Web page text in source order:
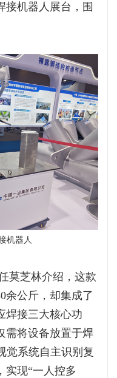
接机器人展台，围
机器人
莫芝林介绍，这款
余公斤，却集成了
焊接三大核心功
需将设备放置于焊
觉系统自主识别复
实现“一人控多